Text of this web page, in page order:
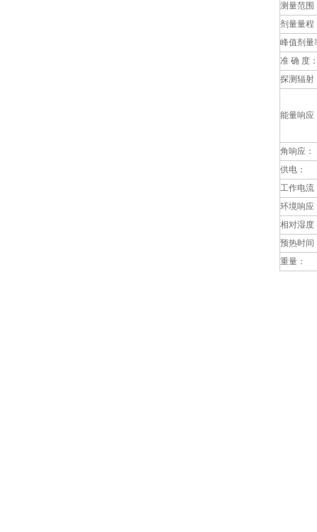
测量范围
剂量量程
峰值剂量
准 确 度
探测辐射
能量响应
角响应：
供电：
工作电流
环境响应
相对湿度
预热时间
重量：